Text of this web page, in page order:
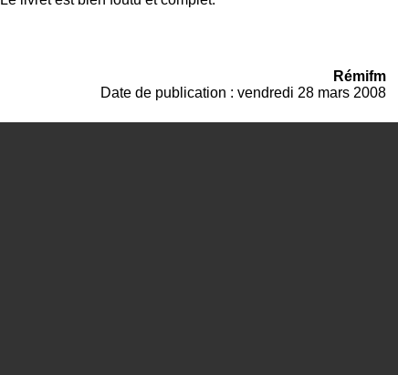
Rémifm
Date de publication : vendredi 28 mars 2008